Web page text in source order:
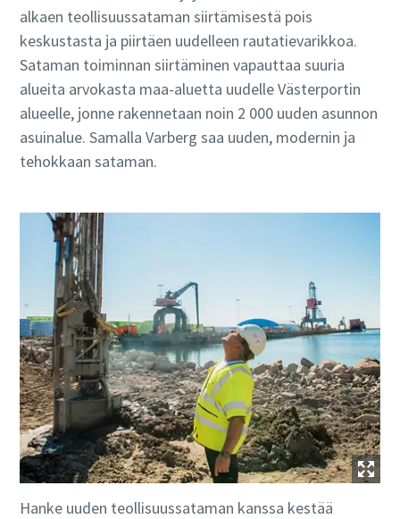
alkaen teollisuussataman siirtämisestä pois
keskustasta ja piirtäen uudelleen rautatievarikkoa.
Sataman toiminnan siirtäminen vapauttaa suuria
alueita arvokasta maa-aluetta uudelle Västerportin
alueelle, jonne rakennetaan noin 2 000 uuden asunnon
asuinalue. Samalla Varberg saa uuden, modernin ja
tehokkaan sataman.
Hanke uuden teollisuussataman kanssa kestää